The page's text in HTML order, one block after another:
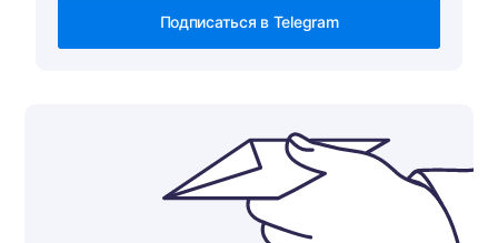
Подписаться в Telegram